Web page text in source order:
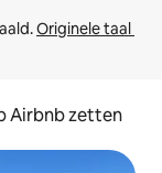
Originele taal
Airbnb zetten